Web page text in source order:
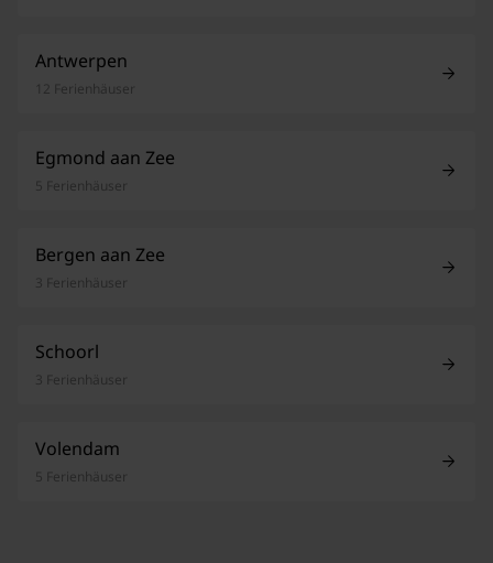
Antwerpen
12 Ferienhäuser
Egmond aan Zee
5 Ferienhäuser
Bergen aan Zee
3 Ferienhäuser
Schoorl
3 Ferienhäuser
Volendam
5 Ferienhäuser